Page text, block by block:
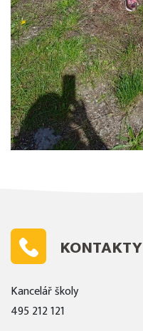
KONTAKTY
Kancelář školy
495 212 121